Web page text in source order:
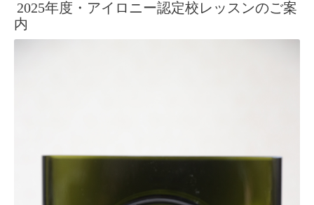
2025年度・アイロニー認定校レッスンのご案
内